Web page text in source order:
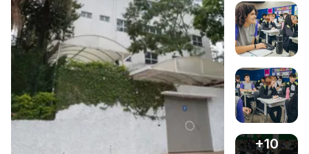
Imagem 1
Imagem 2
Imagem 3
+10